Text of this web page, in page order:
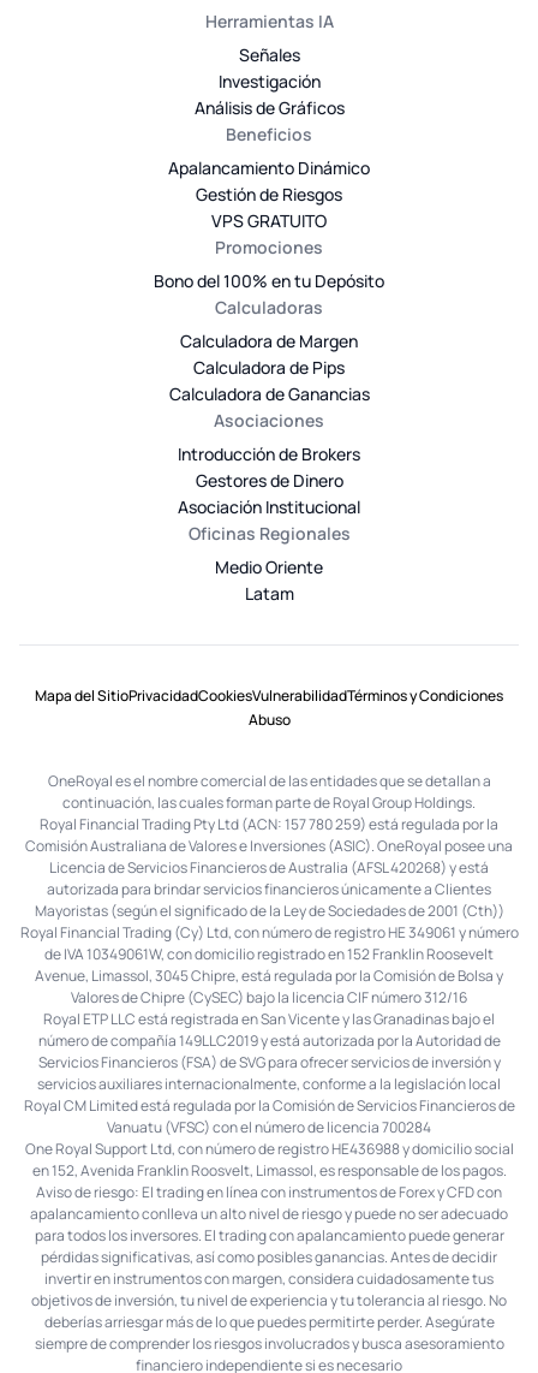
Herramientas IA
Señales
Investigación
Análisis de Gráficos
Beneficios
Apalancamiento Dinámico
Gestión de Riesgos
VPS GRATUITO
Promociones
Bono del 100% en tu Depósito
Calculadoras
Calculadora de Margen
Calculadora de Pips
Calculadora de Ganancias
Asociaciones
Introducción de Brokers
Gestores de Dinero
Asociación Institucional
Oficinas Regionales
Medio Oriente
Latam
Mapa del SitioPrivacidadCookiesVulnerabilidadTérminos y Condiciones
Abuso
OneRoyal es el nombre comercial de las entidades que se detallan a
continuación, las cuales forman parte de Royal Group Holdings.
Royal Financial Trading Pty Ltd (ACN: 157 780 259) está regulada por la
Comisión Australiana de Valores e Inversiones (ASIC). OneRoyal posee una
Licencia de Servicios Financieros de Australia (AFSL 420268) y está
autorizada para brindar servicios financieros únicamente a Clientes
Mayoristas (según el significado de la Ley de Sociedades de 2001 (Cth))
Royal Financial Trading (Cy) Ltd, con número de registro HE 349061 y número
de IVA 10349061W, con domicilio registrado en 152 Franklin Roosevelt
Avenue, Limassol, 3045 Chipre, está regulada por la Comisión de Bolsa y
Valores de Chipre (CySEC) bajo la licencia CIF número 312/16
Royal ETP LLC está registrada en San Vicente y las Granadinas bajo el
número de compañía 149LLC2019 y está autorizada por la Autoridad de
Servicios Financieros (FSA) de SVG para ofrecer servicios de inversión y
servicios auxiliares internacionalmente, conforme a la legislación local
Royal CM Limited está regulada por la Comisión de Servicios Financieros de
Vanuatu (VFSC) con el número de licencia 700284
One Royal Support Ltd, con número de registro HE436988 y domicilio social
en 152, Avenida Franklin Roosvelt, Limassol, es responsable de los pagos.
Aviso de riesgo: El trading en línea con instrumentos de Forex y CFD con
apalancamiento conlleva un alto nivel de riesgo y puede no ser adecuado
para todos los inversores. El trading con apalancamiento puede generar
pérdidas significativas, así como posibles ganancias. Antes de decidir
invertir en instrumentos con margen, considera cuidadosamente tus
objetivos de inversión, tu nivel de experiencia y tu tolerancia al riesgo. No
deberías arriesgar más de lo que puedes permitirte perder. Asegúrate
siempre de comprender los riesgos involucrados y busca asesoramiento
financiero independiente si es necesario